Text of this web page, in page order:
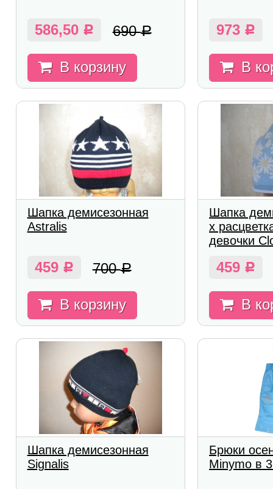
586,50 Р 690Р
В корзину
973 Р
В
Шапка демисезонная
Astralis
459 Р 700Р
В корзину
Шапка
х
девочки
459 Р
В
Шапка демисезонная
Signalis
Брюки
Minymo в